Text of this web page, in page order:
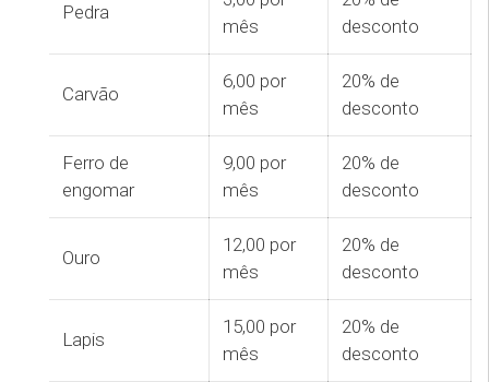
Pedra
mês
desconto
Carvão
6,00 por
mês
20% de
desconto
Ferro de
engomar
9,00 por
mês
20% de
desconto
Ouro
12,00 por
mês
20% de
desconto
Lapis
15,00 por
mês
20% de
desconto